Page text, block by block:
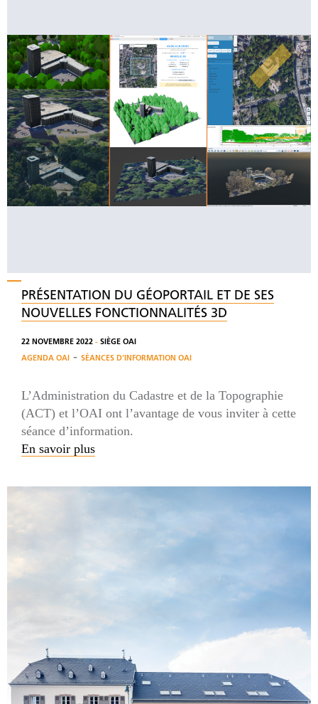
PRÉSENTATION DU GÉOPORTAIL ET DE SES
NOUVELLES FONCTIONNALITÉS 3D
22 NOVEMBRE 2022 - SIÈGE OAI
AGENDA OAI - SÉANCES D'INFORMATION OAI
L’Administration du Cadastre et de la Topographie
(ACT) et l’OAI ont l’avantage de vous inviter à cette
séance d’information.
En savoir plus